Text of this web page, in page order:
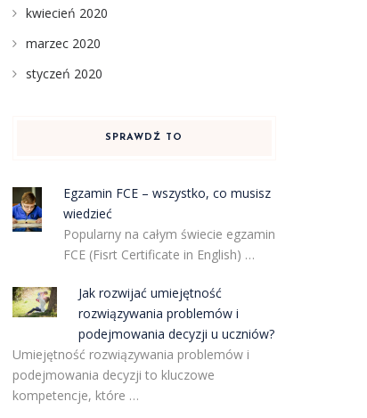
kwiecień 2020
marzec 2020
styczeń 2020
SPRAWDŹ TO
Egzamin FCE – wszystko, co musisz
wiedzieć
Popularny na całym świecie egzamin
FCE (Fisrt Certificate in English) …
Jak rozwijać umiejętność
rozwiązywania problemów i
podejmowania decyzji u uczniów?
Umiejętność rozwiązywania problemów i
podejmowania decyzji to kluczowe
kompetencje, które …